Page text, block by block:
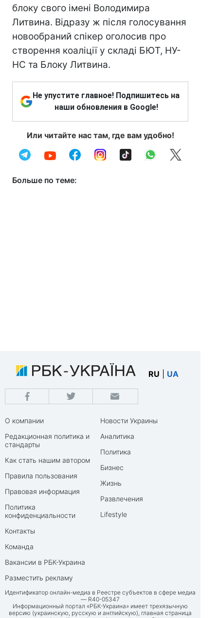
блоку свого імені Володимира
Литвина. Відразу ж після голосування
новообраний спікер оголосив про
створення коаліції у складі БЮТ, НУ-
НС та Блоку Литвина.
Не упустите главное! Подпишитесь на
наши обновления в Google!
Или читайте нас там, где вам удобно!
Больше по теме:
RU UA
О компании
Редакционная политика и
стандарты
Как стать нашим автором
Правила пользования
Правовая информация
Политика
конфиденциальности
Контакты
Команда
Вакансии в РБК-Украина
Разместить рекламу
Новости Украины
Аналитика
Политика
Бизнес
Жизнь
Развлечения
Lifestyle
Идентификатор онлайн-медиа в Реестре субъектов в сфере медиа
— R40-05347
Информационный портал «РБК-Украина» имеет трехязычную
версию (украинскую, русскую и английскую), главная страница